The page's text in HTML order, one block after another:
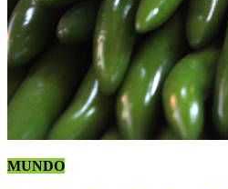
MUNDO